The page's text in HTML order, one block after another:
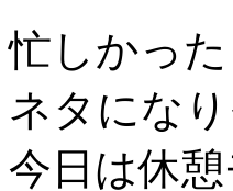
忙しかっ
ネタにな
今日は休憩